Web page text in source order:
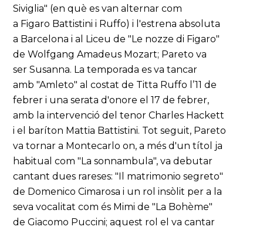
Siviglia" (en què es van alternar com
a Figaro Battistini i Ruffo) i l'estrena absoluta
a Barcelona i al Liceu de "Le nozze di Figaro"
de Wolfgang Amadeus Mozart; Pareto va
ser Susanna. La temporada es va tancar
amb "Amleto" al costat de Titta Ruffo l’11 de
febrer i una serata d'onore el 17 de febrer,
amb la intervenció del tenor Charles Hackett
i el baríton Mattia Battistini. Tot seguit, Pareto
va tornar a Montecarlo on, a més d'un títol ja
habitual com "La sonnambula", va debutar
cantant dues rareses: "Il matrimonio segreto"
de Domenico Cimarosa i un rol insòlit per a la
seva vocalitat com és Mimi de "La Bohème"
de Giacomo Puccini; aquest rol el va cantar